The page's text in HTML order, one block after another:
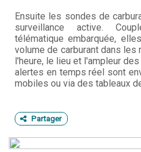
Ensuite les sondes de
surveillance active.
télématique embarquée,
volume de carburant dans
l'heure, le lieu et l'ampleur
alertes en temps réel sont
mobiles ou via des tableaux
Partager